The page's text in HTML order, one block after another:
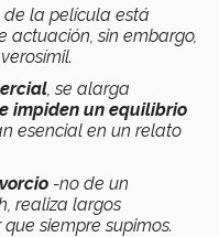
la película está
actuación, sin embargo,
, se alarga
impiden un equilibrio
esencial en un relato
-no de un
realiza largos
siempre supimos.